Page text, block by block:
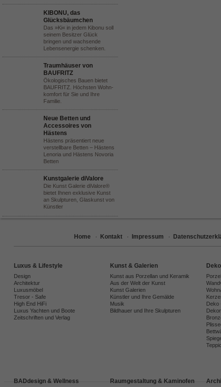
KIBONU, das
Glücksbäumchen
Das »Ki« in jedem Kibonu soll
seinem Besitzer Glück
bringen und wachsende
Lebensenergie schenken.
Traumhäuser von
BAUFRITZ
Ökologisches Bauen bietet
BAUFRITZ. Höchsten Wohn-
komfort für Sie und Ihre
Familie.
Neue Betten und
Accessoires von
Hästens
Hästens präsentiert neue
verstellbare Betten – Hästens
Lenoria und Hästens Novoria
Betten
Kunstgalerie diValore
Die Kunst Galerie diValore®
bietet Ihnen exklusive Kunst
an Skulpturen, Glaskunst von
Künstler
Home · Kontakt · Impressum ·
Luxus & Lifestyle
Design
Architektur
Luxusmöbel
Tresor - Safe
High End HiFi
Luxus Yachten und Boote
Zeitschriften und Verlag
Kunst & Galerien
Kunst aus Porzellan und Keramik
Aus der Welt der Kunst
Kunst Galerien
Künstler und Ihre Gemälde
Musik
Bildhauer und Ihre Skulpturen
Deko
BADdesign & Wellness Raumgestaltung & Kaminofen